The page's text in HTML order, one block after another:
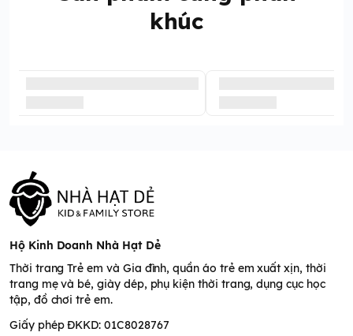
khúc
Hộ Kinh Doanh Nhà Hạt Dẻ
Thời trang Trẻ em và Gia đình, quần áo trẻ em xuất xịn, thời
trang mẹ và bé, giày dép, phụ kiện thời trang, dụng cục học
tập, đồ chơi trẻ em.
Giấy phép ĐKKD: 01C8028767